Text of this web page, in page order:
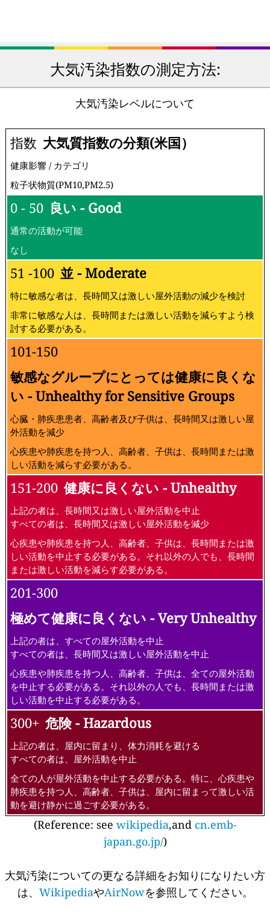
大気汚染指数の測定方法:
大気汚染レベルについて
指数 大気質指数の分類(米国）
健康影響 / カテゴリ
粒子状物質(PM10,PM2.5)
0 - 50 良い - Good
通常の活動が可能
なし
51 -100 並 - Moderate
特に敏感な者は、長時間又は激しい屋外活動の減少を検討
非常に敏感な人は、長時間または激しい活動を減らすよう検
討する必要がある。
101-150
敏感なグループにとっては健康に良くな
い - Unhealthy for Sensitive Groups
心臓・肺疾患患者、高齢者及び子供は、長時間又は激しい屋
外活動を減少
心疾患や肺疾患を持つ人、高齢者、子供は、長時間または激
しい活動を減らす必要がある。
151-200 健康に良くない - Unhealthy
上記の者は、長時間又は激しい屋外活動を中止
すべての者は、長時間又は激しい屋外活動を減少
心疾患や肺疾患を持つ人、高齢者、子供は、長時間または激
しい活動を中止する必要がある。それ以外の人でも、長時間
または激しい活動を減らす必要がある。
201-300
極めて健康に良くない - Very Unhealthy
上記の者は、すべての屋外活動を中止
すべての者は、長時間又は激しい屋外活動を中止
心疾患や肺疾患を持つ人、高齢者、子供は、全ての屋外活動
を中止する必要がある。それ以外の人でも、長時間または激
しい活動を中止する必要がある。
300+ 危険 - Hazardous
上記の者は、屋内に留まり、体力消耗を避ける
すべての者は、屋外活動を中止
全ての人が屋外活動を中止する必要がある。特に、心疾患や
肺疾患を持つ人、高齢者、子供は、屋内に留まって激しい活
動を避け静かに過ごす必要がある。
(Reference: see wikipedia,and cn.emb-
japan.go.jp/)
大気汚染についての更なる詳細をお知りになりたい方
は、 WikipediaやAirNowを参照してください。